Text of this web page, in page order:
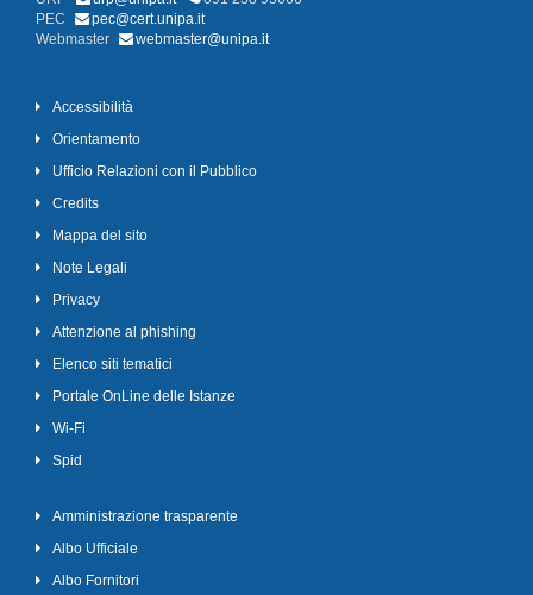
PEC
pec@cert.unipa.it
Webmaster
webmaster@unipa.it
Accessibilità
Orientamento
Ufficio Relazioni con il Pubblico
Credits
Mappa del sito
Note Legali
Privacy
Attenzione al phishing
Elenco siti tematici
Portale OnLine delle Istanze
Wi-Fi
Spid
Amministrazione trasparente
Albo Ufficiale
Albo Fornitori